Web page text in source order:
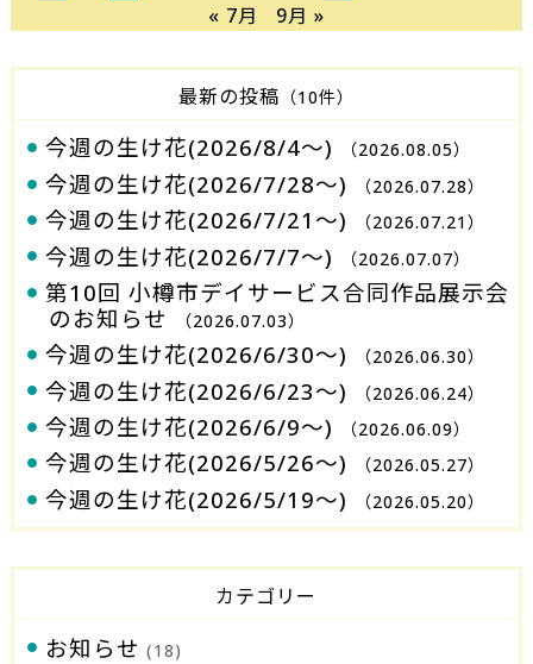
« 7月 9月 »
最新の投稿 （10件）
今週の生け花(2026/8/4～) （2026.08.05）
今週の生け花(2026/7/28～) （2026.07.28）
今週の生け花(2026/7/21～) （2026.07.21）
今週の生け花(2026/7/7～) （2026.07.07）
第10回 小樽市デイサービス合同作品展示会
のお知らせ
（2026.07.03）
今週の生け花(2026/6/30～) （2026.06.30）
今週の生け花(2026/6/23～) （2026.06.24）
今週の生け花(2026/6/9～) （2026.06.09）
今週の生け花(2026/5/26～) （2026.05.27）
今週の生け花(2026/5/19～) （2026.05.20）
カテゴリー
お知らせ (18)